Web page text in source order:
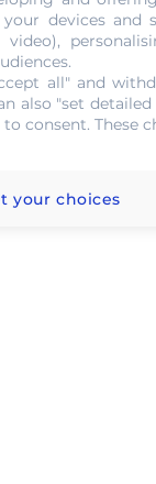
NOUS
à
your devices and
video),
all" and
also "set
consent. These
your choices